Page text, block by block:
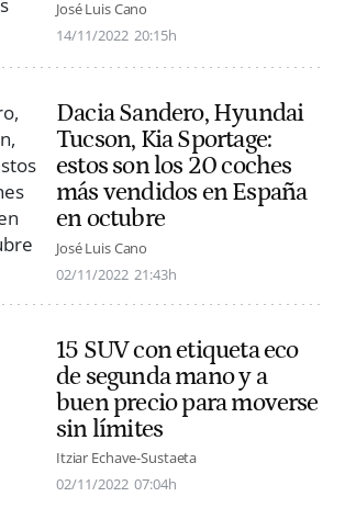
José Luis Cano
14/11/2022 20:15h
Dacia Sandero, Hyundai
Tucson, Kia Sportage:
estos son los 20 coches
más vendidos en España
en octubre
José Luis Cano
02/11/2022 21:43h
15 SUV con etiqueta eco
de segunda mano y a
buen precio para moverse
sin límites
Itziar Echave-Sustaeta
02/11/2022 07:04h